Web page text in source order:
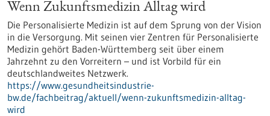
Wenn Zukunftsmedizin Alltag wird
Die Personalisierte Medizin ist auf dem Sprung von der Vision
in die Versorgung. Mit seinen vier Zentren für Personalisierte
Medizin gehört Baden-Württemberg seit über einem
Jahrzehnt zu den Vorreitern – und ist Vorbild für ein
deutschlandweites Netzwerk.
https://www.gesundheitsindustrie-
bw.de/fachbeitrag/aktuell/wenn-zukunftsmedizin-alltag-
wird